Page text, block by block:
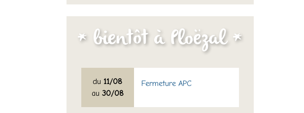
du 11/08
au 30/08
Fermeture APC